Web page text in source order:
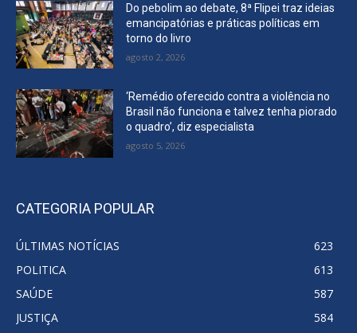
Do pebolim ao debate, 8ª Flipei traz ideias
emancipatórias e práticas políticas em
torno do livro
agosto 2, 2026
‘Remédio oferecido contra a violência no
Brasil não funciona e talvez tenha piorado
o quadro’, diz especialista
agosto 5, 2026
CATEGORIA POPULAR
ÚLTIMAS NOTÍCIAS
623
POLITICA
613
SAÚDE
587
JUSTIÇA
584